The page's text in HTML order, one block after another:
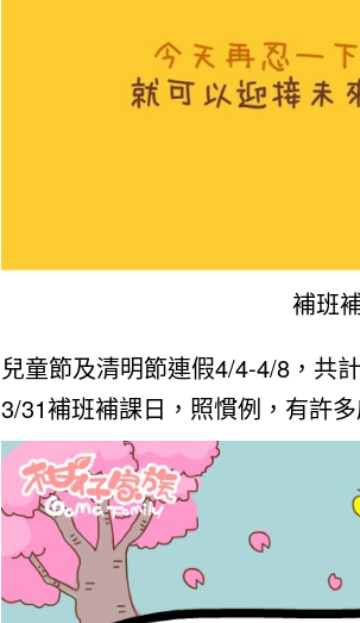
補班
兒童節及清明節連假4/4-4/8，共
3/31補班補課日，照慣例，有許